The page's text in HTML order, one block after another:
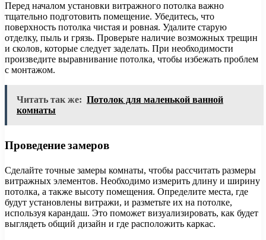
Перед началом установки витражного потолка важно
тщательно подготовить помещение. Убедитесь, что
поверхность потолка чистая и ровная. Удалите старую
отделку, пыль и грязь. Проверьте наличие возможных трещин
и сколов, которые следует заделать. При необходимости
произведите выравнивание потолка, чтобы избежать проблем
с монтажом.
Читать так же: Потолок для маленькой ванной
комнаты
Проведение замеров
Сделайте точные замеры комнаты, чтобы рассчитать размеры
витражных элементов. Необходимо измерить длину и ширину
потолка, а также высоту помещения. Определите места, где
будут установлены витражи, и разметьте их на потолке,
используя карандаш. Это поможет визуализировать, как будет
выглядеть общий дизайн и где расположить каркас.